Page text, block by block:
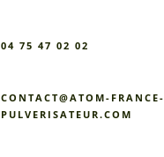
04 75 47 02 02
CONTACT@ATOM-FRANCE-
PULVERISATEUR.COM